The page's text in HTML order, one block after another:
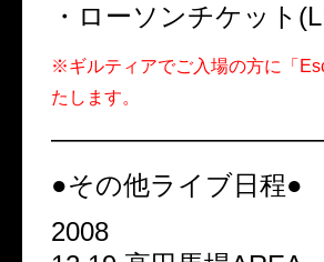
・ローソンチケット
※ギルティアでご入場の方に「
たします。
●その他ライブ日程●
2008